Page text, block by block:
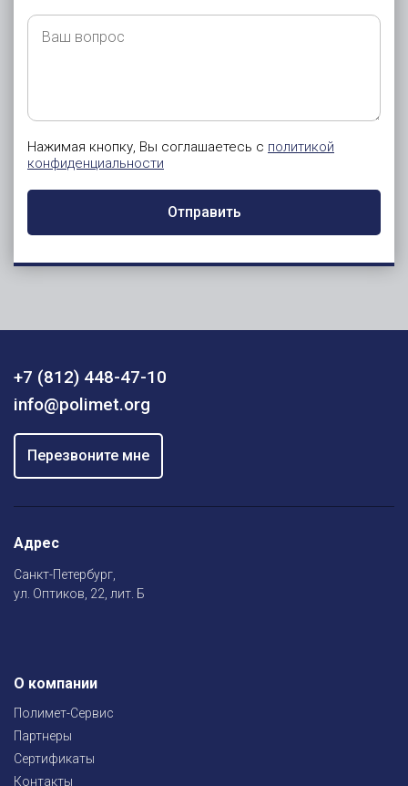
Ваш
вопрос
Нажимая кнопку, Вы соглашаетесь с политикой
конфиденциальности
Отправить
Адрес
Санкт-Петербург,
ул. Оптиков, 22, лит. Б
О компании
Полимет-Сервис
Партнеры
Сертификаты
Контакты
+7 (812) 448-47-10
info@polimet.org
Перезвоните мне